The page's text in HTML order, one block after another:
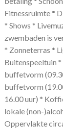
Fitnessruimte *
* Shows *
zwembaden is
* Zonneterras *
Buitenspeeltuin
buffetvorm
buffetvorm
16.00 uur) *
lokale (non-
Oppervlakte